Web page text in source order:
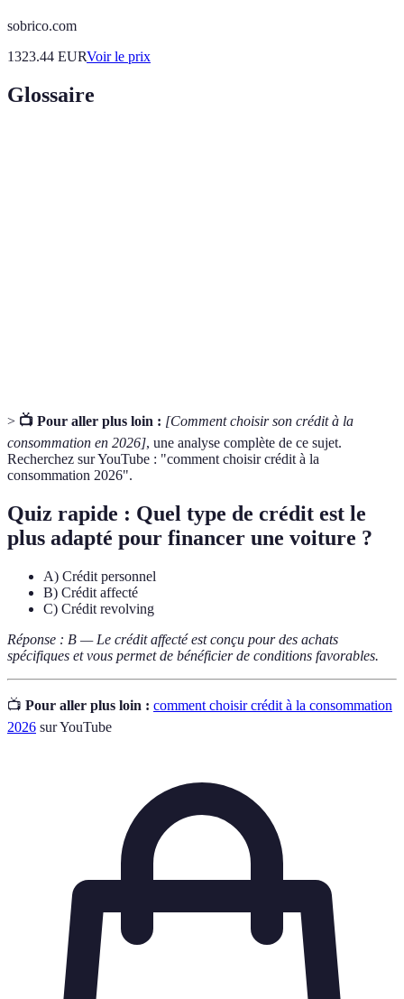
sobrico.com
1323.44 EURVoir le prix
Glossaire
> 📺 Pour aller plus loin : [Comment choisir son crédit à la
consommation en 2026], une analyse complète de ce sujet.
Recherchez sur YouTube : "comment choisir crédit à la
consommation 2026".
Quiz rapide : Quel type de crédit est le
plus adapté pour financer une voiture ?
A) Crédit personnel
B) Crédit affecté
C) Crédit revolving
Réponse : B — Le crédit affecté est conçu pour des achats
spécifiques et vous permet de bénéficier de conditions favorables.
📺 Pour aller plus loin : comment choisir crédit à la consommation
2026 sur YouTube